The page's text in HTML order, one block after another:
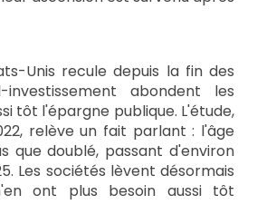
Unis recule depuis la fin des
abondent les
tôt l'épargne publique. L'étude,
relève un fait parlant : l'âge
que doublé, passant d'environ
Les sociétés lèvent désormais
ont plus besoin aussi tôt